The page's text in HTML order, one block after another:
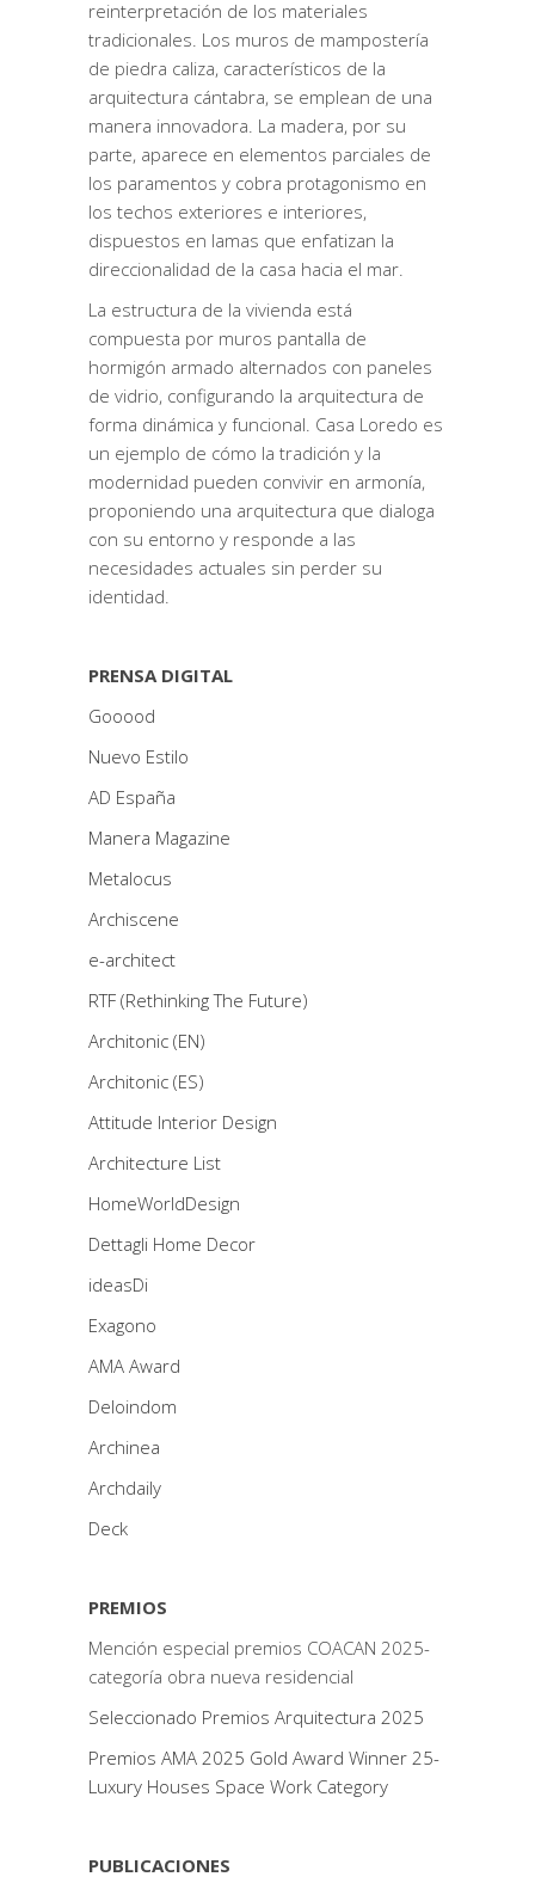
reinterpretación de los materiales
tradicionales. Los muros de mampostería
de piedra caliza, característicos de la
arquitectura cántabra, se emplean de una
manera innovadora. La madera, por su
parte, aparece en elementos parciales de
los paramentos y cobra protagonismo en
los techos exteriores e interiores,
dispuestos en lamas que enfatizan la
direccionalidad de la casa hacia el mar.
La estructura de la vivienda está
compuesta por muros pantalla de
hormigón armado alternados con paneles
de vidrio, configurando la arquitectura de
forma dinámica y funcional. Casa Loredo es
un ejemplo de cómo la tradición y la
modernidad pueden convivir en armonía,
proponiendo una arquitectura que dialoga
con su entorno y responde a las
necesidades actuales sin perder su
identidad.
PRENSA DIGITAL
Gooood
Nuevo Estilo
AD España
Manera Magazine
Metalocus
Archiscene
e-architect
RTF (Rethinking The Future)
Architonic (EN)
Architonic (ES)
Attitude Interior Design
Architecture List
HomeWorldDesign
Dettagli Home Decor
ideasDi
Exagono
AMA Award
Deloindom
Archinea
Archdaily
Deck
PREMIOS
Mención especial premios COACAN 2025-
categoría obra nueva residencial
Seleccionado Premios Arquitectura 2025
Premios AMA 2025 Gold Award Winner 25-
Luxury Houses Space Work Category
PUBLICACIONES